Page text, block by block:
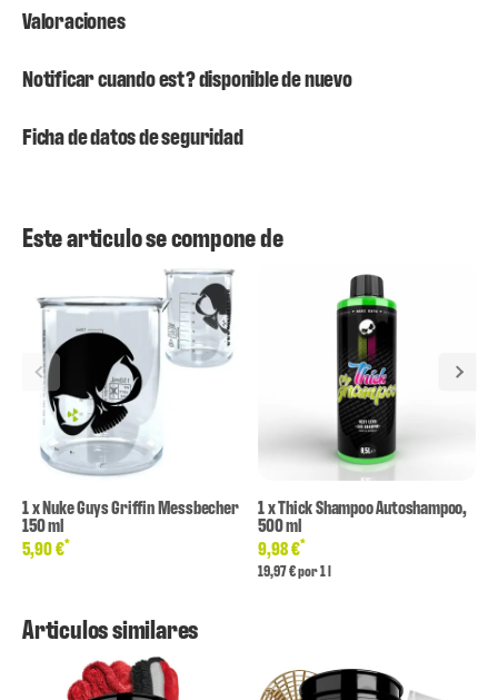
Valoraciones
Notificar cuando est? disponible de nuevo
Ficha de datos de seguridad
Este articulo se compone de
1xNuke Guys Griffin Messbecher
150 ml
5,90 €*
1xThick Shampoo Autoshampoo,
500 ml
9,98 €*
19,97 € por 1 l
Articulos similares